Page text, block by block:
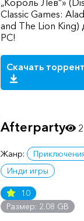
„Король Лев“»
Classic Games:
and The Lion King)
PC!
Скачать торрент
Afterparty
Жанр:
Инди игры
10
Размер: 2.08 GB